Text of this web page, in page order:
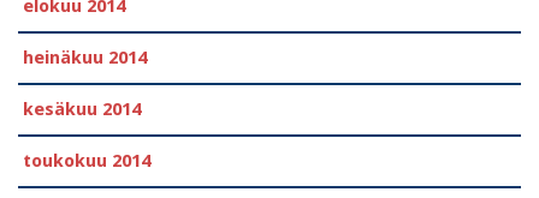
elokuu 2014
heinäkuu 2014
kesäkuu 2014
toukokuu 2014